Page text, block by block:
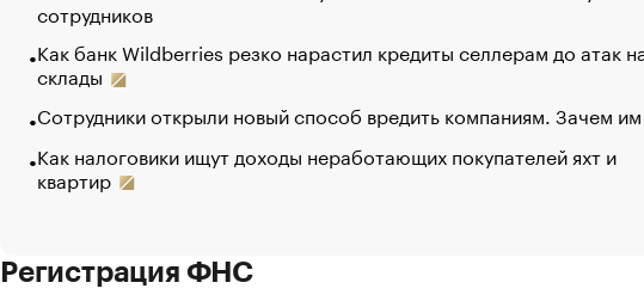
сотрудников
Как банк Wildberries резко нарастил кредиты селлерам до атак
склады
Сотрудники открыли новый способ вредить компаниям. Зачем
Как налоговики ищут доходы неработающих покупателей яхт и
квартир
Регистрация ФНС